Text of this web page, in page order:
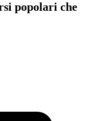
popolari che